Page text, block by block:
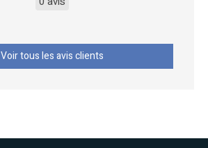
Voir tous les avis clients